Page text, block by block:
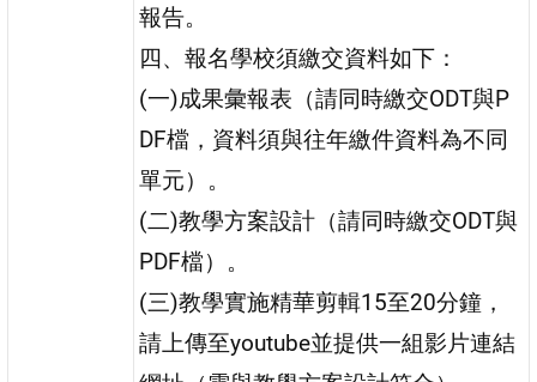
報告。
四、報名學校須繳交資料如下：
(一)成果彙報表（請同時繳交ODT與P
DF檔，資料須與往年繳件資料為不同
單元）。
(二)教學方案設計（請同時繳交ODT與
PDF檔）。
(三)教學實施精華剪輯15至20分鐘，
請上傳至youtube並提供一組影片連結